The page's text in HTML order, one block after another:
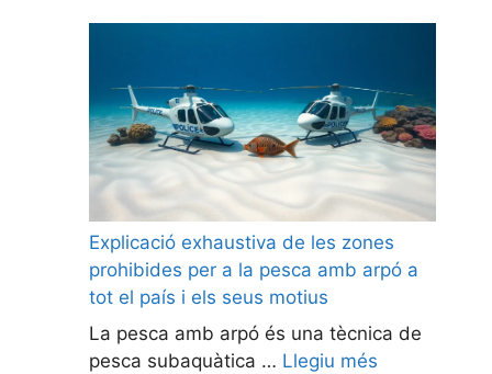
Explicació exhaustiva de les zones
prohibides per a la pesca amb arpó a
tot el país i els seus motius
La pesca amb arpó és una tècnica de
pesca subaquàtica … Llegiu més